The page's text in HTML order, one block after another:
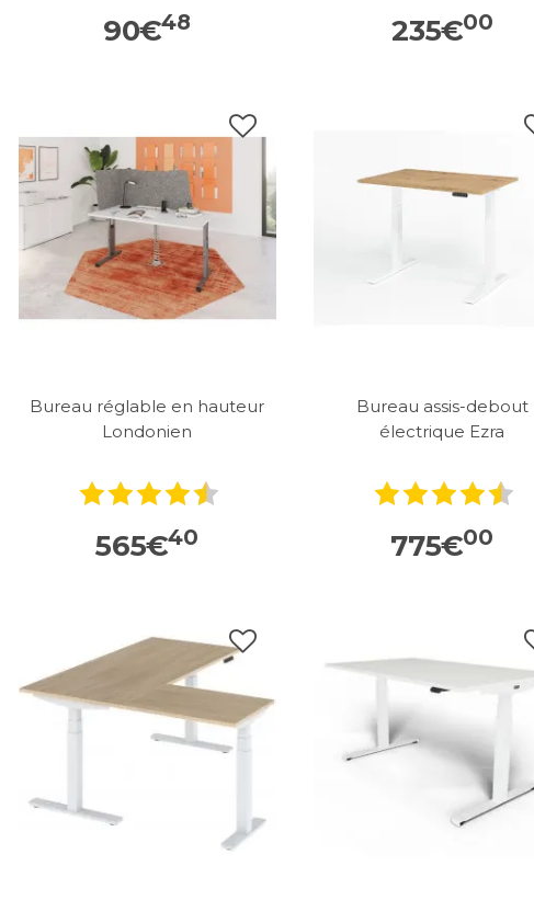
90€48 235€00
Bureau réglable en hauteur
Londonien
565€40
Bureau assis-debout
électrique Ezra
775€00